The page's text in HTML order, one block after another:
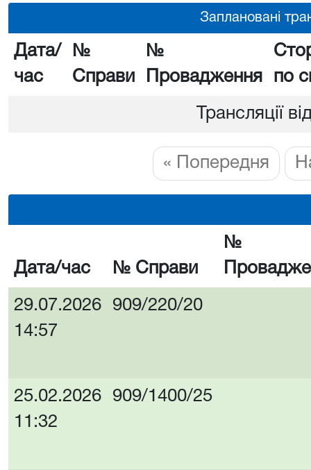
Заплановані
Дата/
час
№
Справи
№
Провадження
по
Трансляції
« Попередня
Дата/час № Справи
№
29.07.2026
14:57
909/220/20
25.02.2026
11:32
909/1400/25